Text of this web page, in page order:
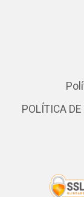
POLÍTICA DE